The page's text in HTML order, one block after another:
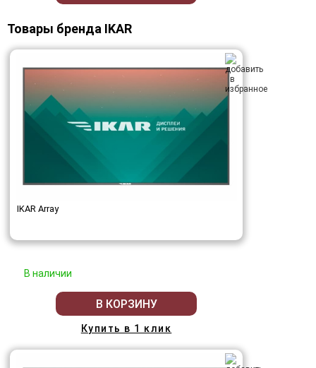
Товары бренда IKAR
IKAR Array
В наличии
В КОРЗИНУ
Купить в 1 клик